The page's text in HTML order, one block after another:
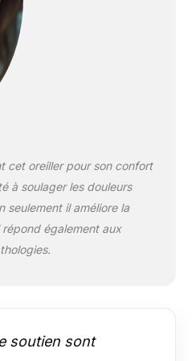
et angle
personnalisables :
grâce à son design
innovant et à ses
plus appropriés.
Vous pouvez choisir
entre 22,9 cm ou
30,5 cm de
profondeur, offrant
une configuration de
l'alignement du
cet oreiller pour son confort
à soulager les douleurs
seulement il améliore la
également aux
soutien sont